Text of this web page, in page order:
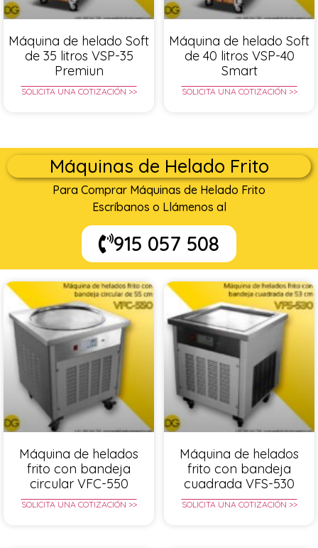
Máquina de helado Soft
de 35 litros VSP-35
Premiun
SOLICITA UNA COTIZACIÓN >>
Máquina de helado Soft
de 40 litros VSP-40
Smart
SOLICITA UNA COTIZACIÓN >>
Máquinas de Helado Frito
Para Comprar Máquinas de Helado Frito
Escríbanos o Llámenos al
915 057 508
Máquina de helados
frito con bandeja
circular VFC-550
SOLICITA UNA COTIZACIÓN >>
Máquina de helados
frito con bandeja
cuadrada VFS-530
SOLICITA UNA COTIZACIÓN >>